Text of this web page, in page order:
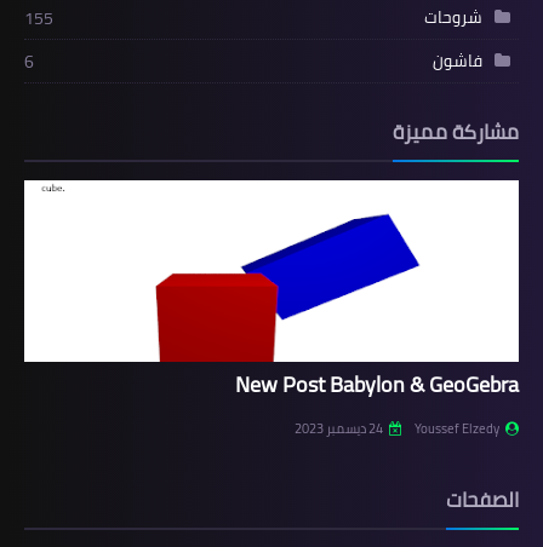
شروحات
155
فاشون
6
مشاركة مميزة
New Post Babylon & GeoGebra
Youssef Elzedy 24 ديسمبر 2023
الصفحات